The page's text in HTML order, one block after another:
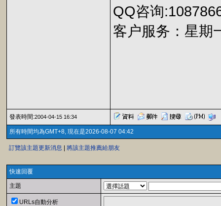
QQ咨询
客户服务：星期
發表時間:2004-04-15 16:34
所有時間均為GMT+8, 現在是2026-08-07 04:42
訂覽該主題更新消息 將該主題推薦給朋友
快速回覆
主題
URLs自動分析